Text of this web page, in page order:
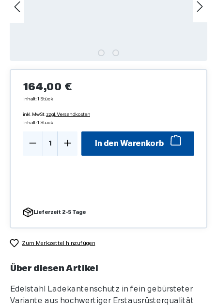
Regulärer Preis:
164,00 €
Inhalt:1 Stück
inkl. MwSt. zzgl. Versandkosten
Inhalt:1 Stück
Produkt Anzahl: Gib den gewünschten
In den Warenkorb
Lieferzeit 2-5 Tage
Zum Merkzettel hinzufügen
Über diesen Artikel
Edelstahl Ladekantenschutz in fein gebürsteter
Variante aus hochwertiger Erstausrüsterqualität